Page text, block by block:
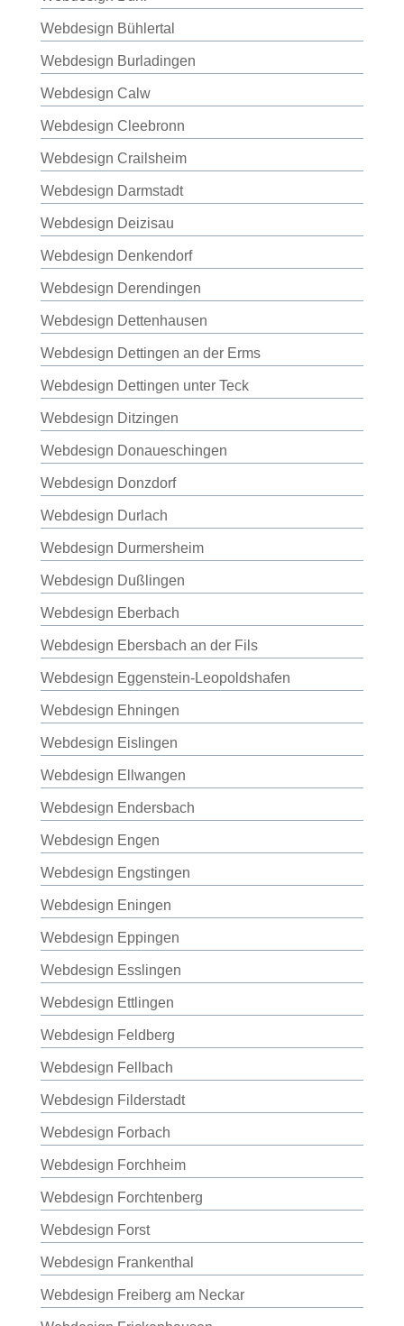
Webdesign Bühlertal
Webdesign Burladingen
Webdesign Calw
Webdesign Cleebronn
Webdesign Crailsheim
Webdesign Darmstadt
Webdesign Deizisau
Webdesign Denkendorf
Webdesign Derendingen
Webdesign Dettenhausen
Webdesign Dettingen an der Erms
Webdesign Dettingen unter Teck
Webdesign Ditzingen
Webdesign Donaueschingen
Webdesign Donzdorf
Webdesign Durlach
Webdesign Durmersheim
Webdesign Dußlingen
Webdesign Eberbach
Webdesign Ebersbach an der Fils
Webdesign Eggenstein-Leopoldshafen
Webdesign Ehningen
Webdesign Eislingen
Webdesign Ellwangen
Webdesign Endersbach
Webdesign Engen
Webdesign Engstingen
Webdesign Eningen
Webdesign Eppingen
Webdesign Esslingen
Webdesign Ettlingen
Webdesign Feldberg
Webdesign Fellbach
Webdesign Filderstadt
Webdesign Forbach
Webdesign Forchheim
Webdesign Forchtenberg
Webdesign Forst
Webdesign Frankenthal
Webdesign Freiberg am Neckar